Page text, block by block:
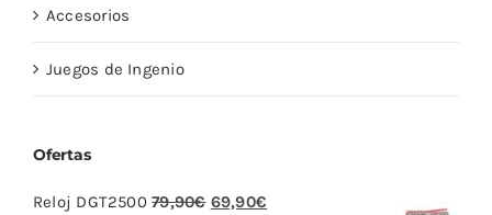
Accesorios
Juegos de Ingenio
Ofertas
Reloj DGT2500 79,90€ El
69,90€